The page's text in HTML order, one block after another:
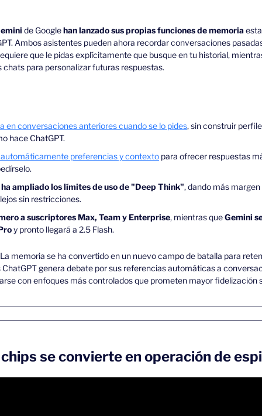
de Google han lanzado sus propias funciones de memoria
Ambos asistentes pueden ahora recordar conversaciones
que le pidas explícitamente que busque en tu historial,
para personalizar futuras respuestas.
en conversaciones anteriores cuando se lo pides, sin construir
hace ChatGPT.
preferencias y contexto para ofrecer respuestas
ampliado los límites de uso de "Deep Think", dando más
sin restricciones.
a suscriptores Max, Team y Enterprise, mientras que Gemini
y pronto llegará a 2.5 Flash.
memoria se ha convertido en un nuevo campo de batalla para
genera debate por sus referencias automáticas a
con enfoques más controlados que prometen mayor fidelización
se convierte en operación de